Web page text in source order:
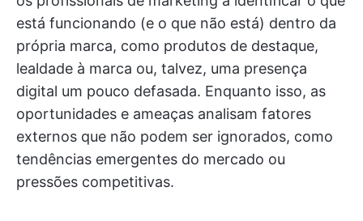
está funcionando (e o que não está) dentro da
própria marca, como produtos de destaque,
lealdade à marca ou, talvez, uma presença
digital um pouco defasada. Enquanto isso, as
oportunidades e ameaças analisam fatores
externos que não podem ser ignorados, como
tendências emergentes do mercado ou
pressões competitivas.